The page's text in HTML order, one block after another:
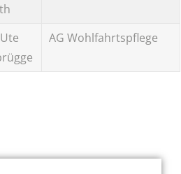
AG Wohlfahrtspflege